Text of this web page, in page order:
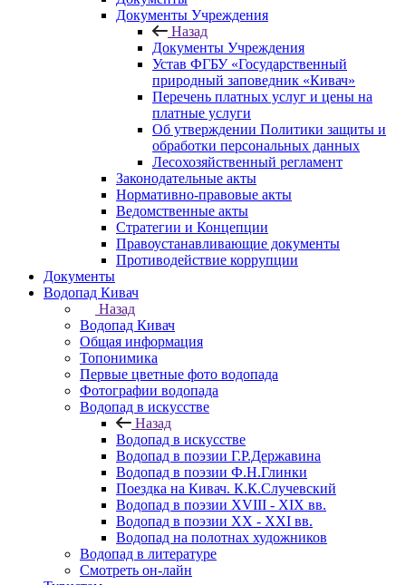
Документы Учреждения
Назад
Документы Учреждения
Устав ФГБУ «Государственный
природный заповедник «Кивач»
Перечень платных услуг и цены на
платные услуги
Об утверждении Политики защиты и
обработки персональных данных
Лесохозяйственный регламент
Законодательные акты
Нормативно-правовые акты
Ведомственные акты
Стратегии и Концепции
Правоустанавливающие документы
Противодействие коррупции
Документы
Водопад Кивач
Назад
Водопад Кивач
Общая информация
Топонимика
Первые цветные фото водопада
Фотографии водопада
Водопад в искусстве
Назад
Водопад в искусстве
Водопад в поэзии Г.Р.Державина
Водопад в поэзии Ф.Н.Глинки
Поездка на Кивач. К.К.Случевский
Водопад в поэзии XVIII - XIX вв.
Водопад в поэзии XX - XXI вв.
Водопад на полотнах художников
Водопад в литературе
Смотреть он-лайн